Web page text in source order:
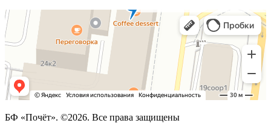
БФ «Почёт». ©2026. Все права защищены